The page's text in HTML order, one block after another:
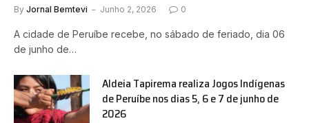
By Jornal Bemtevi Junho 2, 2026 0
A cidade de Peruíbe recebe, no sábado de feriado, dia 06
de junho de…
Aldeia Tapirema realiza Jogos Indígenas
de Peruíbe nos dias 5, 6 e 7 de junho de
2026